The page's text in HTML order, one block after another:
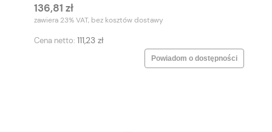
136,81 zł
zawiera 23% VAT, bez kosztów dostawy
Cena netto: 111,23 zł
Powiadom o dostępności